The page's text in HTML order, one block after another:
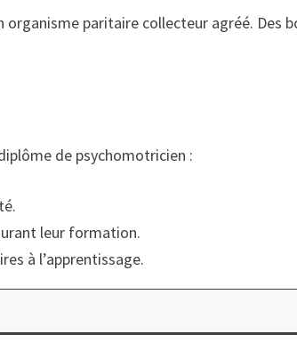
paritaire collecteur agréé. Des
de psychomotricien :
leur formation.
à l’apprentissage.